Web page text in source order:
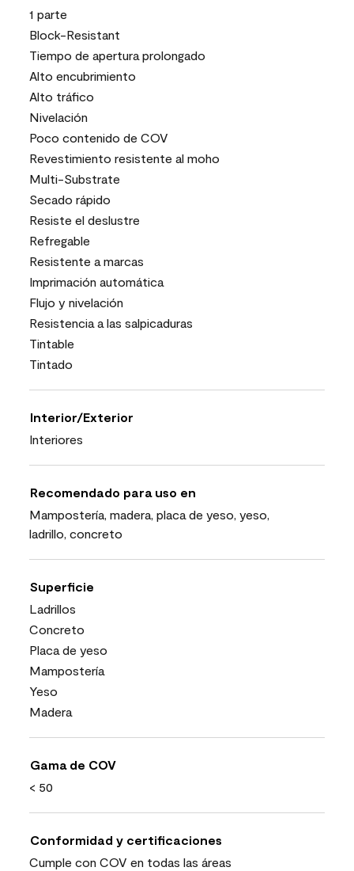
1 parte
Block-Resistant
Tiempo de apertura prolongado
Alto encubrimiento
Alto tráfico
Nivelación
Poco contenido de COV
Revestimiento resistente al moho
Multi-Substrate
Secado rápido
Resiste el deslustre
Refregable
Resistente a marcas
Imprimación automática
Flujo y nivelación
Resistencia a las salpicaduras
Tintable
Tintado
Interior/Exterior
Interiores
Recomendado para uso en
Mampostería, madera, placa de yeso, yeso,
ladrillo, concreto
Superficie
Ladrillos
Concreto
Placa de yeso
Mampostería
Yeso
Madera
Gama de COV
< 50
Conformidad y certificaciones
Cumple con COV en todas las áreas